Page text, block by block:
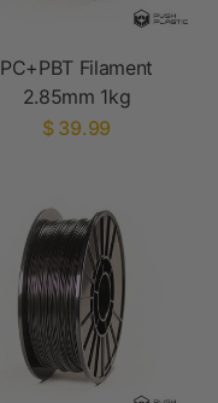
PC+PBT Filament
2.85mm 1kg
$ 39.99